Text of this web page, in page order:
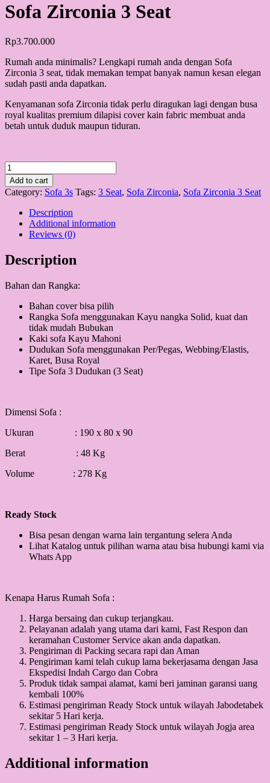
Sofa Zirconia 3 Seat
Rp3.700.000
Rumah anda minimalis? Lengkapi rumah anda dengan Sofa
Zirconia 3 seat, tidak memakan tempat banyak namun kesan elegan
sudah pasti anda dapatkan.
Kenyamanan sofa Zirconia tidak perlu diragukan lagi dengan busa
royal kualitas premium dilapisi cover kain fabric membuat anda
betah untuk duduk maupun tiduran.
Sofa
Zirconia
3
Seat
quantity
Add to cart
Category: Sofa 3s Tags: 3 Seat, Sofa Zirconia, Sofa Zirconia 3 Seat
Description
Additional information
Reviews (0)
Description
Bahan dan Rangka:
Bahan cover bisa pilih
Rangka Sofa menggunakan Kayu nangka Solid, kuat dan
tidak mudah Bubukan
Kaki sofa Kayu Mahoni
Dudukan Sofa menggunakan Per/Pegas, Webbing/Elastis,
Karet, Busa Royal
Tipe Sofa 3 Dudukan (3 Seat)
Dimensi Sofa :
Ukuran : 190 x 80 x 90
Berat : 48 Kg
Volume : 278 Kg
Ready Stock
Bisa pesan dengan warna lain tergantung selera Anda
Lihat Katalog untuk pilihan warna atau bisa hubungi kami via
Whats App
Kenapa Harus Rumah Sofa :
Harga bersaing dan cukup terjangkau.
Pelayanan adalah yang utama dari kami, Fast Respon dan
keramahan Customer Service akan anda dapatkan.
Pengiriman di Packing secara rapi dan Aman
Pengiriman kami telah cukup lama bekerjasama dengan Jasa
Ekspedisi Indah Cargo dan Cobra
Produk tidak sampai alamat, kami beri jaminan garansi uang
kembali 100%
Estimasi pengiriman Ready Stock untuk wilayah Jabodetabek
sekitar 5 Hari kerja.
Estimasi pengiriman Ready Stock untuk wilayah Jogja area
sekitar 1 – 3 Hari kerja.
Additional information